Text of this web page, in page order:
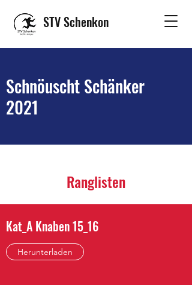
STV Schenkon
Schnöuscht Schänker
2021
Ranglisten
Kat_A Knaben 15_16
Herunterladen